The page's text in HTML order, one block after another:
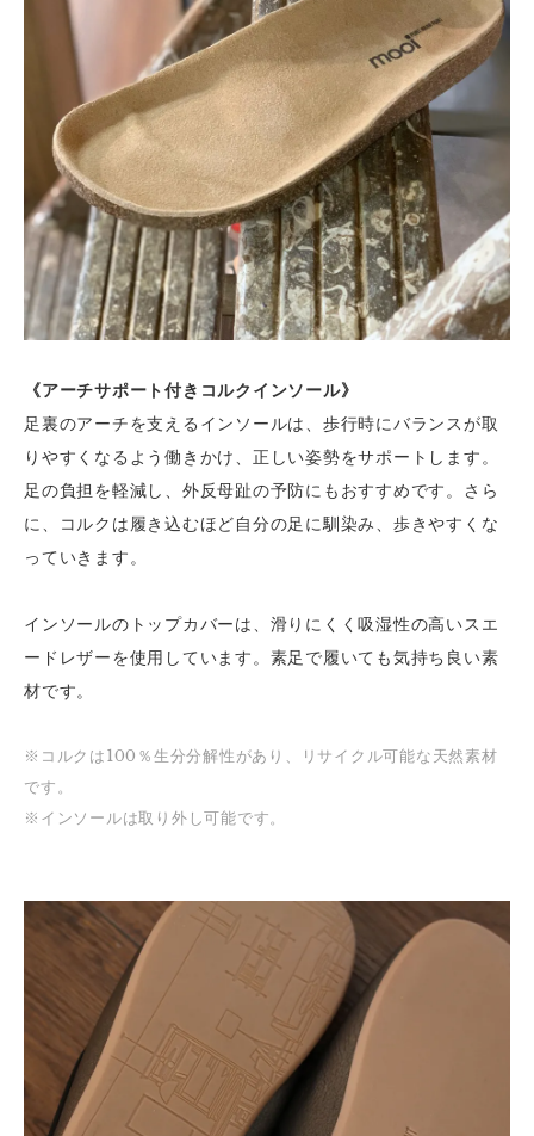
《アーチサポート付きコルクインソール》
足裏のアーチを支えるインソールは、歩行時にバランスが取
りやすくなるよう働きかけ、正しい姿勢をサポートします。
足の負担を軽減し、外反母趾の予防にもおすすめです。さら
に、コルクは履き込むほど自分の足に馴染み、歩きやすくな
っていきます。
インソールのトップカバーは、滑りにくく吸湿性の高いスエ
ードレザーを使用しています。素足で履いても気持ち良い素
材です。
※コルクは100％生分分解性があり、リサイクル可能な天然素材
です。
※インソールは取り外し可能です。